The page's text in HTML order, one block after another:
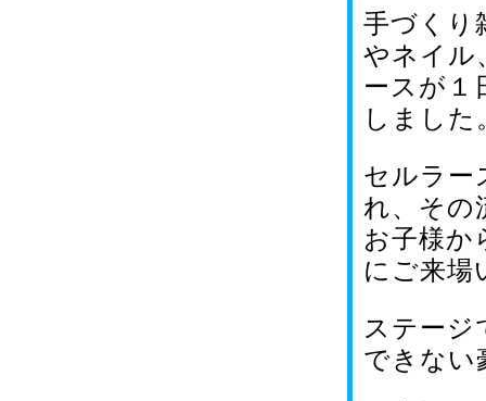
手づくり
やネイル
ースが１
しました
セルラー
れ、その
お子様か
にご来場
ステージ
できない